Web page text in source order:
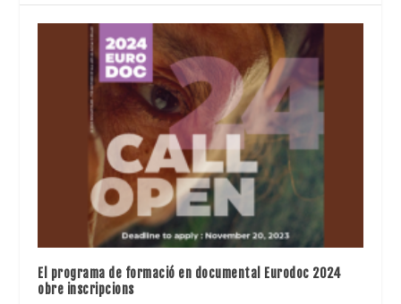
El programa de formació en documental Eurodoc 2024
obre inscripcions